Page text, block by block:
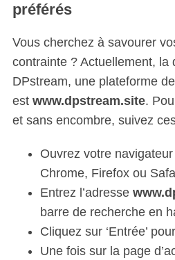
préférés
Vous cherchez à savourer
contrainte ? Actuellement, la
DPstream, une plateforme
est www.dpstream.site.
et sans encombre, suivez
Ouvrez votre
Chrome, Firefox ou
Entrez l’adresse
barre de recherche en
Cliquez sur ‘Entrée’
Une fois sur la page